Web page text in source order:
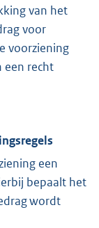
van het
voor
voorziening
een recht
een
bepaalt het
wordt